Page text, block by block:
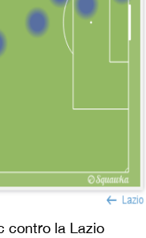
contro la Lazio